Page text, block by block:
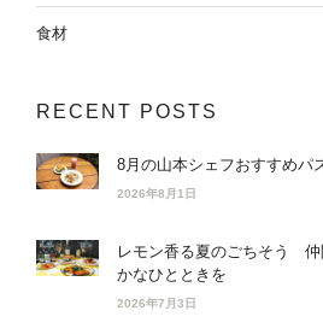
食材
RECENT POSTS
8月の山本シェフおすすめパ
2026年8月1日
レモン香る夏のごちそう 仲
かなひとときを
2026年7月3日